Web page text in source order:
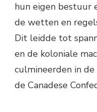
hun eigen bestuur
de wetten en
Dit leidde tot
en de koloniale
culmineerden in
de Canadese